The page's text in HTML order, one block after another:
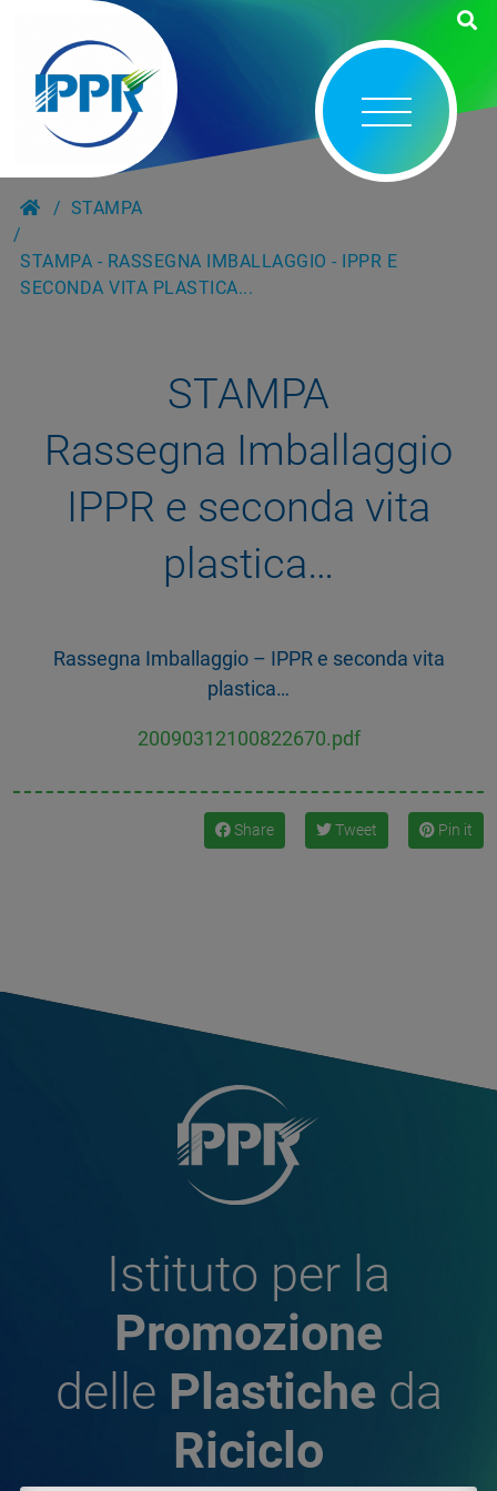
STAMPA
STAMPA - RASSEGNA IMBALLAGGIO - IPPR E
SECONDA VITA PLASTICA...
STAMPA
Rassegna Imballaggio
IPPR e seconda vita
plastica…
Rassegna Imballaggio – IPPR e seconda vita
plastica…
20090312100822670.pdf
Share Tweet Pin it
Istituto per la
Promozione
delle Plastiche da
Riciclo